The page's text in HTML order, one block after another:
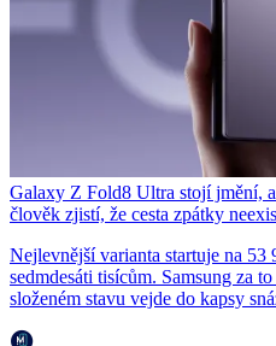
Galaxy Z Fold8 Ultra stojí jmění,
člověk zjistí, že cesta zpátky
Nejlevnější varianta startuje na 53
sedmdesáti tisícům. Samsung za
složeném stavu vejde do kapsy